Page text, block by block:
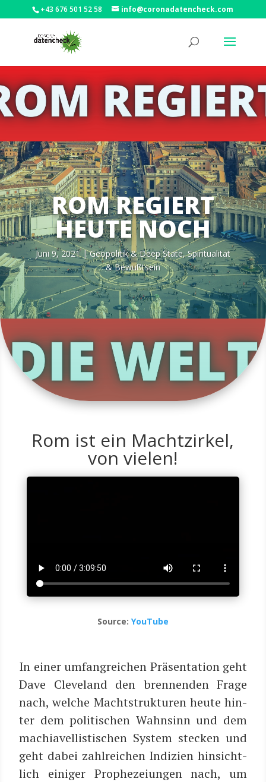
+43 676 501 52 58 info@coronadatencheck.com
ROM REGIERT
HEUTE NOCH
Juni 9, 2021|Geo­po­li­tik & Deep Sta­te,Spi­ri­tua­li­tät
& Bewußtsein
Rom ist ein Machtzirkel,
von vielen!
Source: You­Tube
In einer umfang­rei­chen Prä­sen­ta­ti­on geht
Dave Cleve­land den bren­nen­den Fra­ge
nach, wel­che Macht­struk­tu­ren heu­te hin­
ter dem poli­ti­schen Wahn­sinn und dem
machia­vel­lis­ti­schen Sys­tem ste­cken und
geht dabei zahl­rei­chen Indi­zi­en hin­sicht­
lich eini­ger Pro­phe­zei­un­gen nach, um